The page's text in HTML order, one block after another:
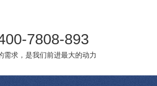
7808-893
需求，是我们前进最大的动力